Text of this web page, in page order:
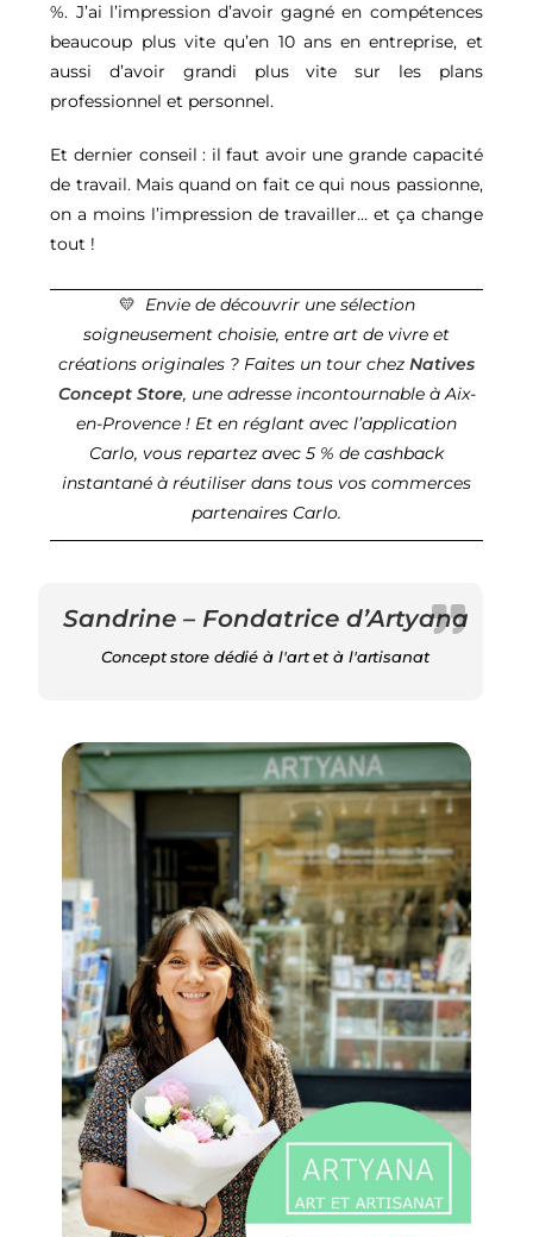
%. J’ai l’impression d’avoir gagné en compétences
beaucoup plus vite qu’en 10 ans en entreprise, et
aussi d’avoir grandi plus vite sur les plans
professionnel et personnel.
Et dernier conseil : il faut avoir une grande capacité
de travail. Mais quand on fait ce qui nous passionne,
on a moins l’impression de travailler… et ça change
tout !
💛 Envie de découvrir une sélection
soigneusement choisie, entre art de vivre et
créations originales ? Faites un tour chez Natives
Concept Store, une adresse incontournable à Aix-
en-Provence ! Et en réglant avec l’application
Carlo, vous repartez avec 5 % de cashback
instantané à réutiliser dans tous vos commerces
partenaires Carlo.
Sandrine – Fondatrice d’Artyana
Concept store dédié à l'art et à l'artisanat